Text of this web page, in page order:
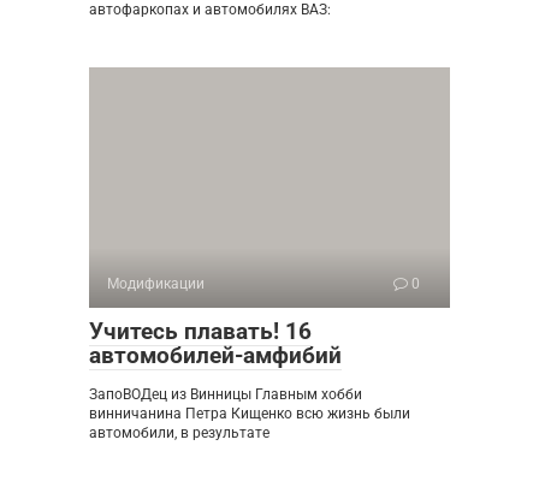
автофаркопах и автомобилях ВАЗ:
Модификации 0
Учитесь плавать! 16
автомобилей-амфибий
ЗапоВОДец из Винницы Главным хобби
винничанина Петра Кищенко всю жизнь были
автомобили, в результате